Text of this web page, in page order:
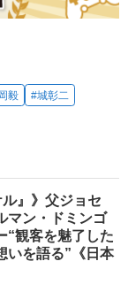
毅
#城彰二
』》父ジョセ
マン・ドミンゴ
“観客を魅了した
いを語る”《日本